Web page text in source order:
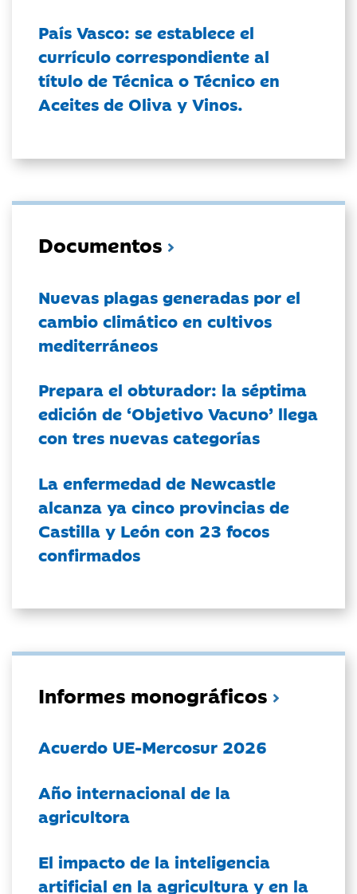
País Vasco: se establece el
currículo correspondiente al
título de Técnica o Técnico en
Aceites de Oliva y Vinos.
Documentos
Nuevas plagas generadas por el
cambio climático en cultivos
mediterráneos
Prepara el obturador: la séptima
edición de ‘Objetivo Vacuno’ llega
con tres nuevas categorías
La enfermedad de Newcastle
alcanza ya cinco provincias de
Castilla y León con 23 focos
confirmados
Informes monográficos
Acuerdo UE-Mercosur 2026
Año internacional de la
agricultora
El impacto de la inteligencia
artificial en la agricultura y en la